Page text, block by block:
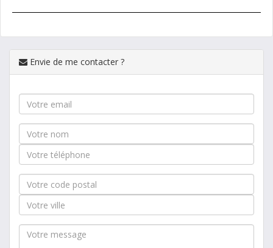
Envie de me contacter ?